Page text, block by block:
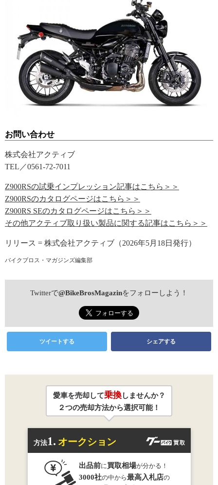
お問い合わせ
株式会社アクティブ
TEL／0561-72-7011
Z900RSの試乗インプレッション記事はこちら＞＞
Z900RSのカタログページはこちら＞＞
Z900RS SEのカタログページはこちら＞＞
その他アクティブ取り扱い製品に関する記事はこちら＞＞
リリース = 株式会社アクティブ（2026年5月18日発行）
バイクブロス・マガジンズ編集部
Twitterで@BikeBrosMagazinをフォローしよう！
ツイートする シェアする
愛車を売却して乗換しませんか？
２つの売却方法から選択可能！
方法1. オークション
出品前に 買取相場が分かる！
3000社の中から最高入札店の